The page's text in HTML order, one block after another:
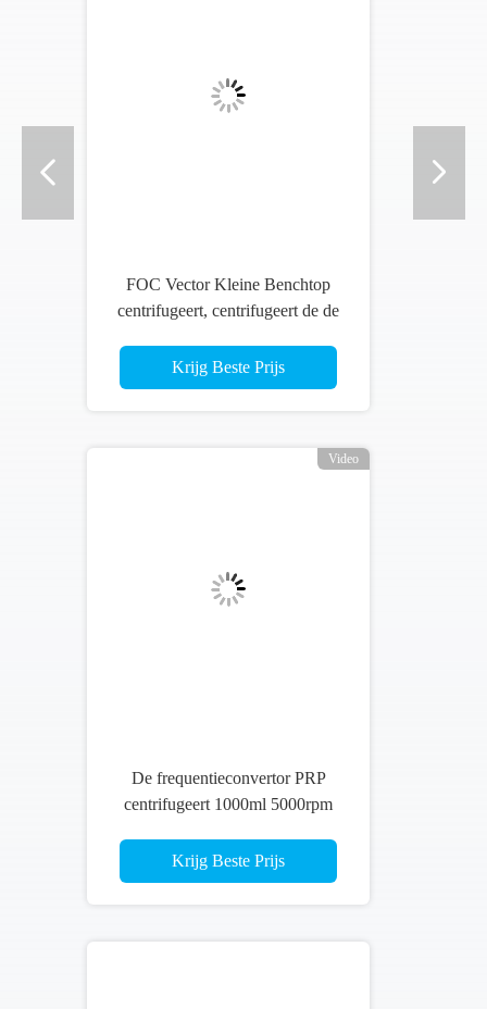
FOC Vector Kleine Benchtop
centrifugeert, centrifugeert de de
21532RCF Medisch
Krijg Beste Prijs
Video
De frequentieconvertor PRP
centrifugeert 1000ml 5000rpm
Krijg Beste Prijs